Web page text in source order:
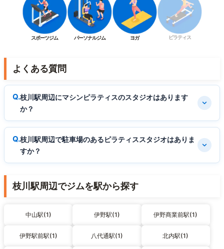
スポーツジム パーソナルジム ヨガ ピラティス
よくある質問
枝川駅周辺にマシンピラティスのスタジオはあります
か？
枝川駅周辺で駐車場のあるピラティススタジオはありま
すか？
枝川駅周辺でジムを駅から探す
中山駅(1) 伊野駅(1) 伊野商業前駅(1)
伊野駅前駅(1) 八代通駅(1) 北内駅(1)